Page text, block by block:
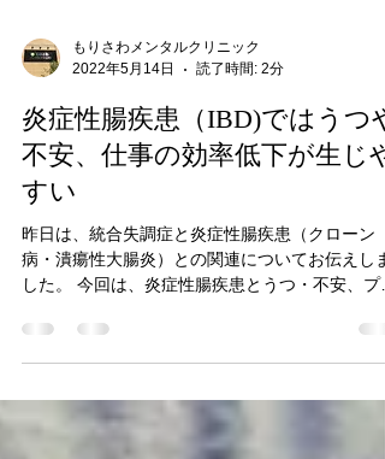
もりさわメンタルクリニック
2022年5月14日
読了時間: 2分
炎症性腸疾患（IBD)ではうつや
不安、仕事の効率低下が生じや
すい
昨日は、統合失調症と炎症性腸疾患（クローン
ゼンティーイズム（休むほどではないが仕事の効
率が大きく低下している状態）との関連について
調べた研究をご紹介します。 Mental...